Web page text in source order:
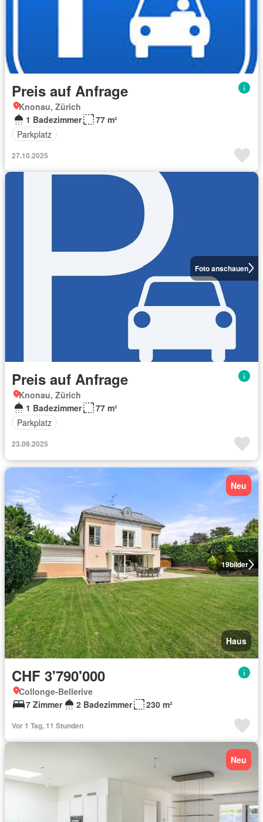
Preis auf Anfrage
Knonau, Zürich
1 Badezimmer
77 m²
Parkplatz
27.10.2025
Foto anschauen
Preis auf Anfrage
Knonau, Zürich
1 Badezimmer
77 m²
Parkplatz
23.09.2025
19bilder
Neu
Haus
CHF 3'790'000
Collonge-Bellerive
7 Zimmer
2 Badezimmer 230 m²
Vor 1 Tag, 11 Stunden
Neu